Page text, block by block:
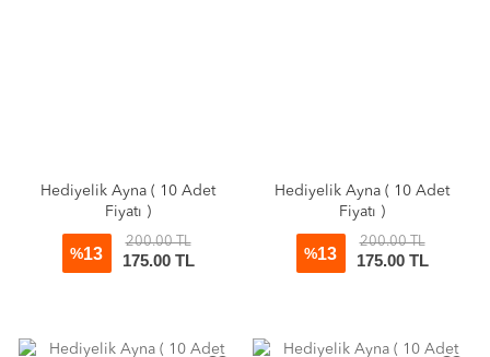
Hediyelik Ayna ( 10 Adet
Fiyatı )
%13
200.00 TL
175.00 TL
Hediyelik Ayna ( 10 Adet
Fiyatı )
%13
200.00 TL
175.00 TL